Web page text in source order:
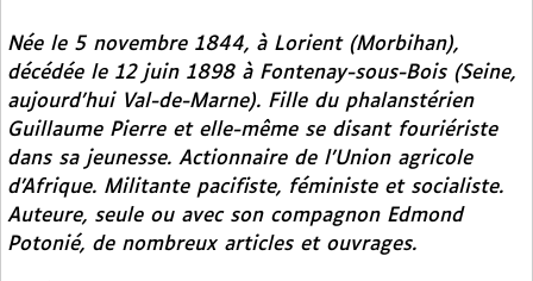
Née le 5 novembre 1844, à Lorient (Morbihan),
décédée le 12 juin 1898 à Fontenay-sous-Bois (Seine,
aujourd’hui Val-de-Marne). Fille du phalanstérien
Guillaume Pierre et elle-même se disant fouriériste
dans sa jeunesse. Actionnaire de l’Union agricole
d’Afrique. Militante pacifiste, féministe et socialiste.
Auteure, seule ou avec son compagnon Edmond
Potonié, de nombreux articles et ouvrages.